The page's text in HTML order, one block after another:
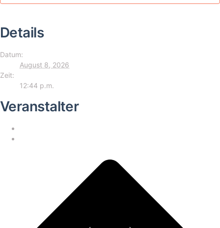
Details
Datum:
August 8, 2026
Zeit:
12:44 p.m.
Veranstalter